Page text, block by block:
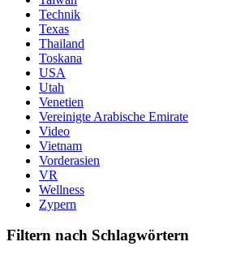
Technik
Texas
Thailand
Toskana
USA
Utah
Venetien
Vereinigte Arabische Emirate
Video
Vietnam
Vorderasien
VR
Wellness
Zypern
Filtern nach Schlagwörtern